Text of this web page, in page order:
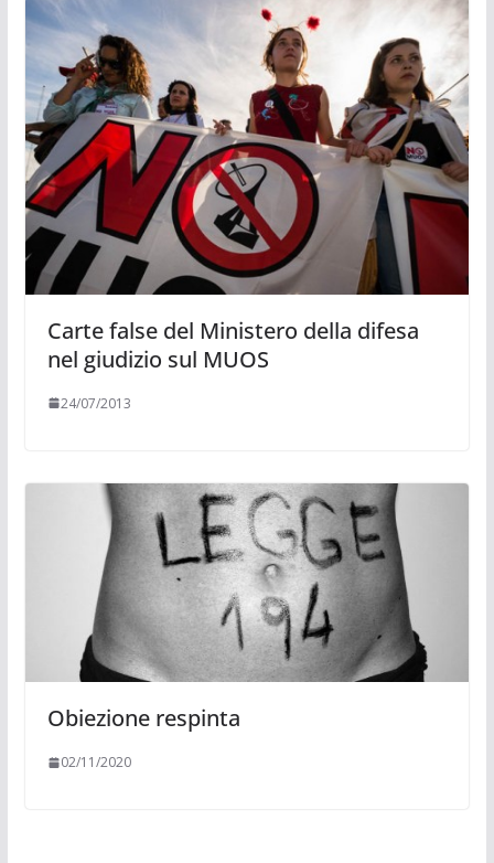
Carte false del Ministero della difesa
nel giudizio sul MUOS
24/07/2013
Obiezione respinta
02/11/2020